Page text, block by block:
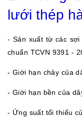
lưới thép
- Sản xuất từ các
chuẩn TCVN 9391 -
- Giới hạn chảy của
- Giới hạn bền của
- Ứng suất tối thiểu